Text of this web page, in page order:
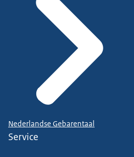
Nederlandse Gebarentaal
Service